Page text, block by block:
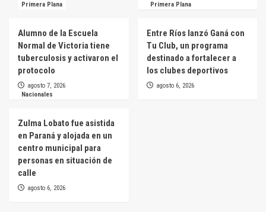
Primera Plana
Alumno de la Escuela
Normal de Victoria tiene
tuberculosis y activaron el
protocolo
agosto 7, 2026
Primera Plana
Entre Ríos lanzó Ganá con
Tu Club, un programa
destinado a fortalecer a
los clubes deportivos
agosto 6, 2026
Nacionales
Zulma Lobato fue asistida
en Paraná y alojada en un
centro municipal para
personas en situación de
calle
agosto 6, 2026